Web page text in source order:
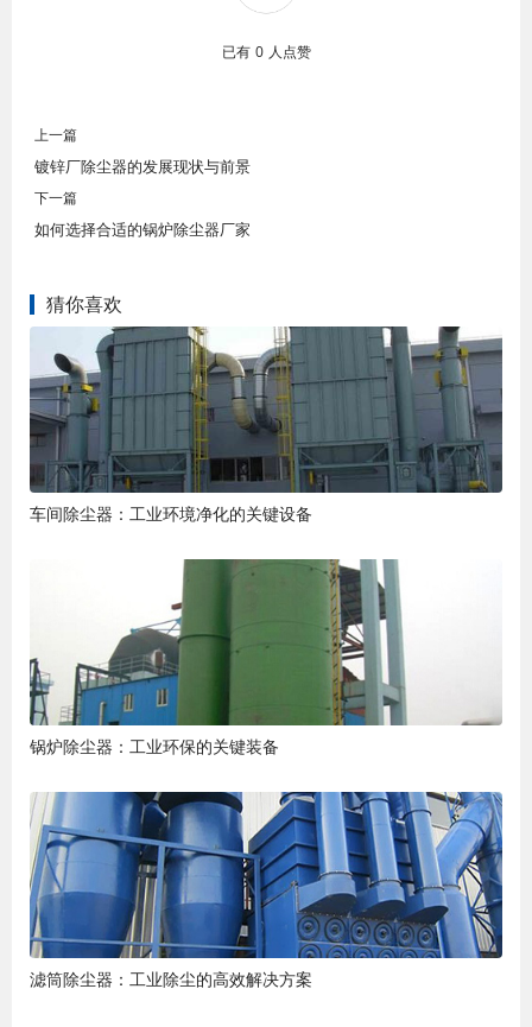
已有 0 人点赞
上一篇
镀锌厂除尘器的发展现状与前景
下一篇
如何选择合适的锅炉除尘器厂家
猜你喜欢
车间除尘器：工业环境净化的关键设备
锅炉除尘器：工业环保的关键装备
滤筒除尘器：工业除尘的高效解决方案